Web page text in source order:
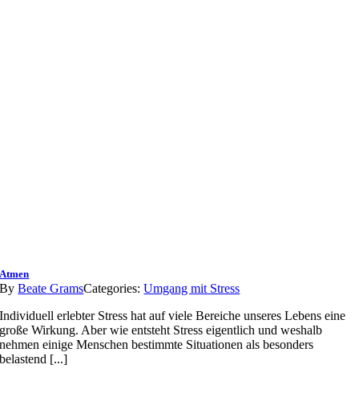
Atmen
ByBeate GramsCategories:Umgang mit Stress
Individuell erlebter Stress hat auf viele Bereiche unseres Lebens eine
große Wirkung. Aber wie entsteht Stress eigentlich und weshalb
nehmen einige Menschen bestimmte Situationen als besonders
belastend [...]